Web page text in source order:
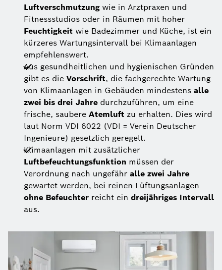
Luftverschmutzung wie in Arztpraxen und
Fitnessstudios oder in Räumen mit hoher
Feuchtigkeit wie Badezimmer und Küche, ist ein
kürzeres Wartungsintervall bei Klimaanlagen
empfehlenswert.
Aus gesundheitlichen und hygienischen Gründen
gibt es die Vorschrift, die fachgerechte Wartung
von Klimaanlagen in Gebäuden mindestens alle
zwei bis drei Jahre durchzuführen, um eine
frische, saubere Atemluft zu erhalten. Dies wird
laut Norm VDI 6022 (VDI = Verein Deutscher
Ingenieure) gesetzlich geregelt.
Klimaanlagen mit zusätzlicher
Luftbefeuchtungsfunktion müssen der
Verordnung nach ungefähr alle zwei Jahre
gewartet werden, bei reinen Lüftungsanlagen
ohne Befeuchter reicht ein dreijähriges Intervall
aus.